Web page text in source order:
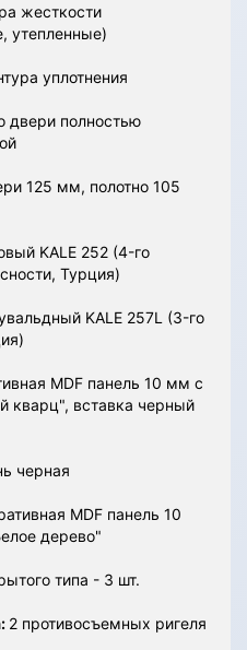
жесткости
утепленные)
уплотнения
двери полностью
125 мм, полотно 105
KALE 252 (4-го
Турция)
KALE 257L (3-го
MDF панель 10 мм с
кварц", вставка черный
черная
MDF панель 10
дерево"
типа - 3 шт.
2 противосъемных ригеля